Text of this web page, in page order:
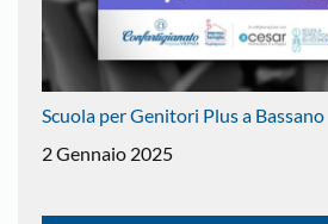
Scuola per Genitori Plus a Bassano
2 Gennaio 2025